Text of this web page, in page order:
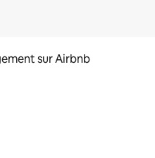
sur Airbnb